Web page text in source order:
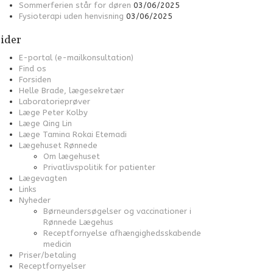
Sommerferien står for døren 03/06/2025
Fysioterapi uden henvisning 03/06/2025
E-portal (e-mailkonsultation)
Find os
Forsiden
Helle Brade, lægesekretær
Laboratorieprøver
Læge Peter Kolby
Læge Qing Lin
Læge Tamina Rokai Etemadi
Lægehuset Rønnede
Om lægehuset
Privatlivspolitik for patienter
Lægevagten
Links
Nyheder
Børneundersøgelser og vaccinationer i
Rønnede Lægehus
Receptfornyelse afhængighedsskabende
medicin
Priser/betaling
Receptfornyelser